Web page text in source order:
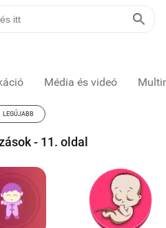
Média és videó
LEGÚJABB
- 11. oldal